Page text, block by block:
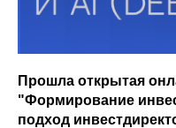
Прошла открытая
"Формирование
подход